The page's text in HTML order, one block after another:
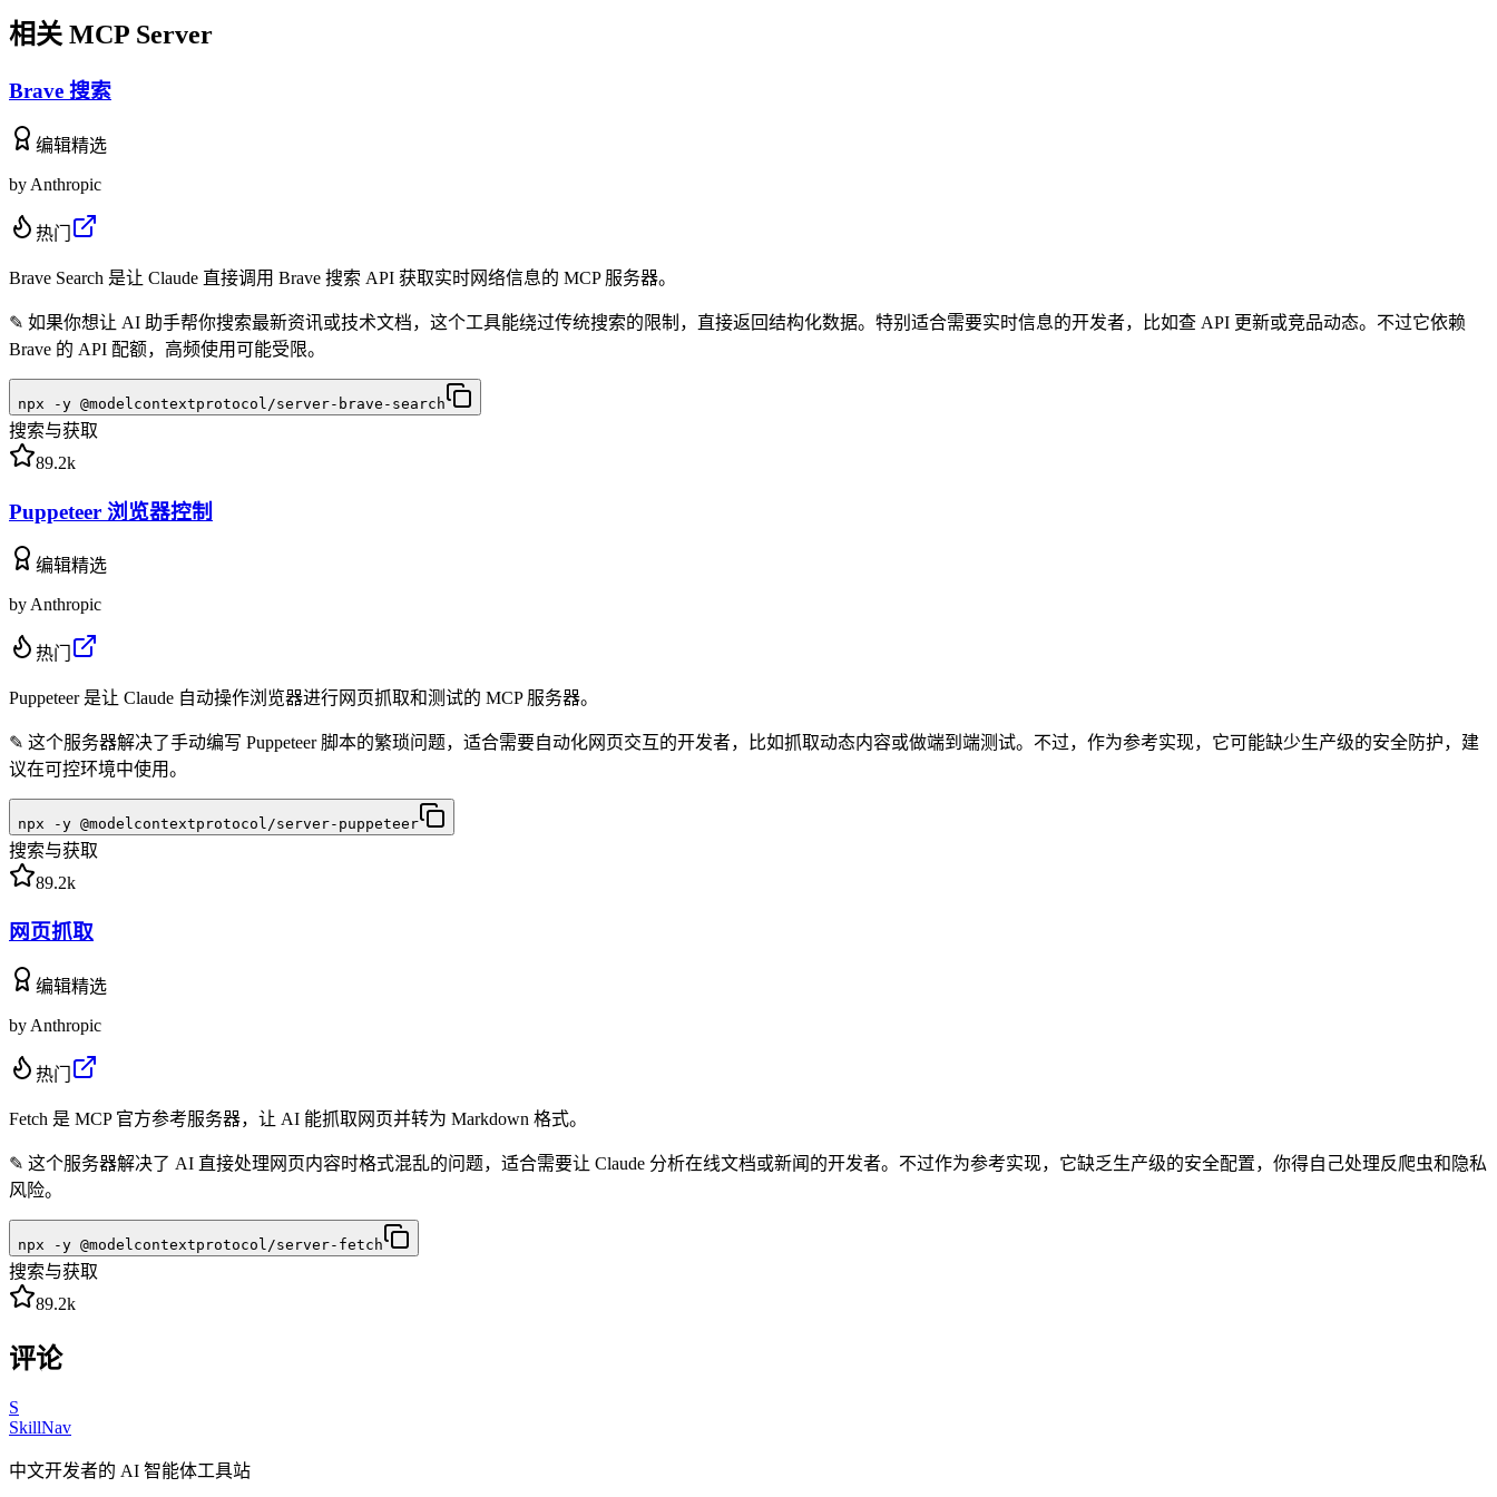
相关 MCP Server
Brave 搜索
编辑精选
by Anthropic
热门
Brave Search 是让 Claude 直接调用 Brave 搜索 API 获取实时网络信息的 MCP 服务器。
✎ 如果你想让 AI 助手帮你搜索最新资讯或技术文档，这个工具能绕过传统搜索的限制，直接返回结构化数据。特别适合需要实时信息的开发者，比如查 API 更新或竞品动态。不过它依赖
Brave 的 API 配额，高频使用可能受限。
npx -y @modelcontextprotocol/server-brave-search
搜索与获取
89.2k
Puppeteer 浏览器控制
编辑精选
byAnthropic
热门
Puppeteer 是让 Claude 自动操作浏览器进行网页抓取和测试的 MCP 服务器。
✎ 这个服务器解决了手动编写 Puppeteer 脚本的繁琐问题，适合需要自动化网页交互的开发者，比如抓取动态内容或做端到端测试。不过，作为参考实现，它可能缺少生产级的安全防护，建
议在可控环境中使用。
npx -y @modelcontextprotocol/server-puppeteer
搜索与获取
89.2k
网页抓取
编辑精选
by Anthropic
热门
Fetch 是 MCP 官方参考服务器，让 AI 能抓取网页并转为 Markdown 格式。
✎ 这个服务器解决了 AI 直接处理网页内容时格式混乱的问题，适合需要让 Claude 分析在线文档或新闻的开发者。不过作为参考实现，它缺乏生产级的安全配置，你得自己处理反爬虫和隐私
风险。
npx -y @modelcontextprotocol/server-fetch
搜索与获取
89.2k
评论
S
SkillNav
中文开发者的 AI 智能体工具站